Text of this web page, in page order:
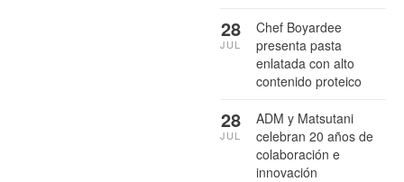
Chef Boyardee
presenta pasta
enlatada con alto
contenido proteico
28
JUL
ADM y Matsutani
celebran 20 años de
colaboración e
innovación
28
JUL